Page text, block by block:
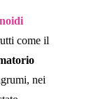
come il
nei